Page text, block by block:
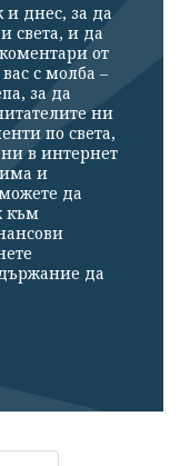
и днес, за да
света, и да
от
с молба –
за да
ни
по света,
в интернет
и
да
към
да